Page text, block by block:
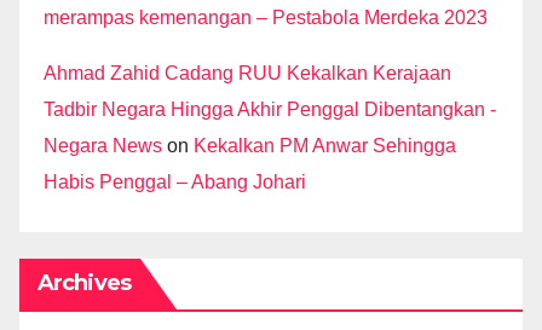
merampas kemenangan – Pestabola Merdeka 2023
Ahmad Zahid Cadang RUU Kekalkan Kerajaan
Tadbir Negara Hingga Akhir Penggal Dibentangkan -
Negara News on Kekalkan PM Anwar Sehingga
Habis Penggal – Abang Johari
Archives